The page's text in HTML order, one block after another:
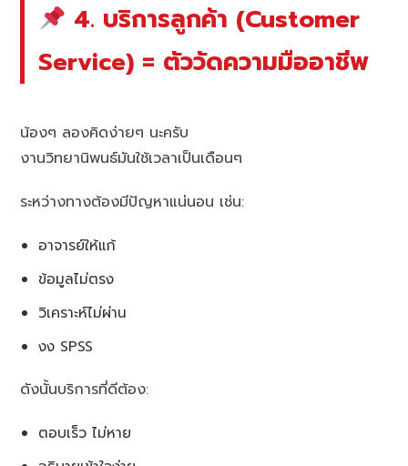
4. บริการลูกค้า (Customer
Service) = ตัววัดความมืออาชีพ
น้องๆ ลองคิดง่ายๆ นะครับ
งานวิทยานิพนธ์มันใช้เวลาเป็นเดือนๆ
ระหว่างทางต้องมีปัญหาแน่นอน เช่น:
อาจารย์ให้แก้
ข้อมูลไม่ตรง
วิเคราะห์ไม่ผ่าน
งง SPSS
ดังนั้นบริการที่ดีต้อง:
ตอบเร็ว ไม่หาย